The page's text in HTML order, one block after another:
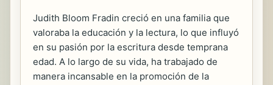
Judith Bloom Fradin creció en una familia que
valoraba la educación y la lectura, lo que influyó
en su pasión por la escritura desde temprana
edad. A lo largo de su vida, ha trabajado de
manera incansable en la promoción de la